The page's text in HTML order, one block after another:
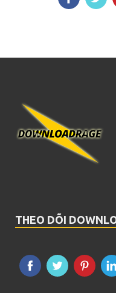
THEO DÕI